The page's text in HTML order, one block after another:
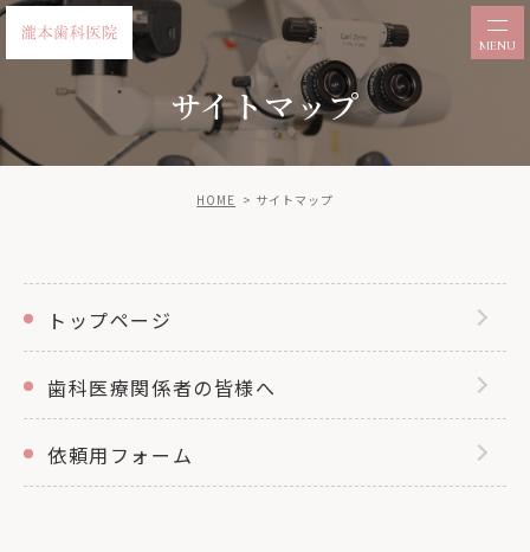
サイトマップ
HOME サイトマップ
トップページ
歯科医療関係者の皆様へ
依頼用フォーム